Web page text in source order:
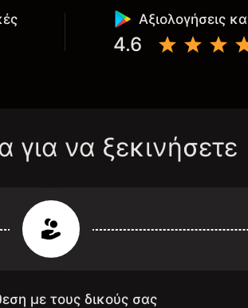
Αξιολογήσεις
4.6
για να ξεκινήσετε
με τους δικούς σας